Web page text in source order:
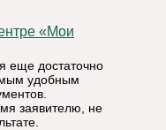
еще достаточно
удобным
заявителю, не